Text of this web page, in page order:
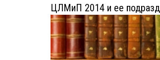
ЦЛМиП 2014 и ее